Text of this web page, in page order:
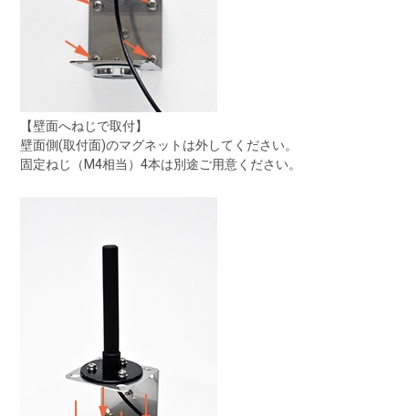
【壁面へねじで取付】
壁面側(取付面)のマグネットは外してください。
固定ねじ（M4相当）4本は別途ご用意ください。